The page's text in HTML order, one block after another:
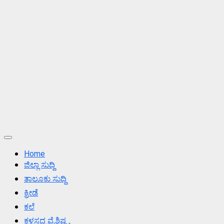
Primary
MenuHome
ಜಿಲ್ಲಾ ಸುದ್ದಿ
ತಾಲೂಕು ಸುದ್ದಿ
ಕ್ರೀಡೆ
ಕಲೆ
ಕಳಸದ ವೈಶಿಷ್ಟ್ಯ